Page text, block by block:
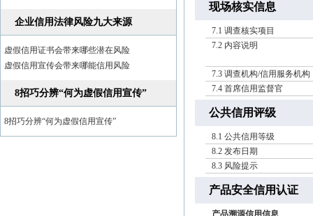
企业信用法律风险九大来源
虚假信用证书会带来哪些潜在风险
虚假信用宣传会带来哪能信用风险
8招巧分辨“何为虚假信用宣传”
8招巧分辨“何为虚假信用宣传”
现场核实信息
7.1 调查核实项目
7.2 内容说明
7.3 调查机构/信用服务机构
7.4 首席信用监督官
公共信用评级
8.1 公共信用等级
8.2 发布日期
8.3 风险提示
产品安全信用认证
产品溯源信用信息